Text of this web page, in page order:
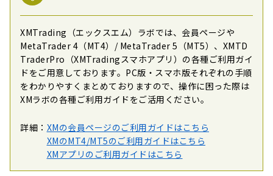
XMTrading（エックスエム）ラボでは、会員ページや
MetaTrader 4（MT4）/ MetaTrader 5（MT5）、XMTD
TraderPro（XMTradingスマホアプリ）の各種ご利用ガイ
ドをご用意しております。PC版・スマホ版それぞれの手順
をわかりやすくまとめておりますので、操作に困った際は
XMラボの各種ご利用ガイドをご活用ください。
詳細： XMの会員ページのご利用ガイドはこちら
XMのMT4/MT5のご利用ガイドはこちら
XMアプリのご利用ガイドはこちら